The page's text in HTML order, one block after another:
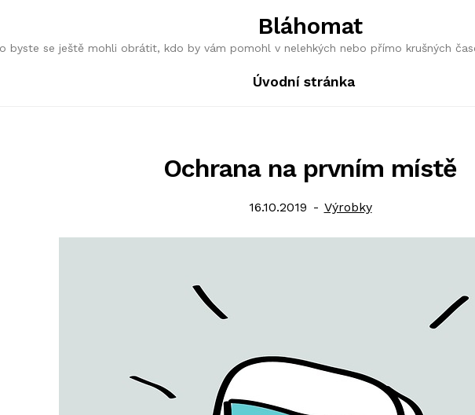
Bláhomat
byste se ještě mohli obrátit, kdo by vám pomohl v nelehkých nebo přímo krušných
Úvodní stránka
Ochrana na prvním místě
Posted
16.10.2019 Category:
Výrobky